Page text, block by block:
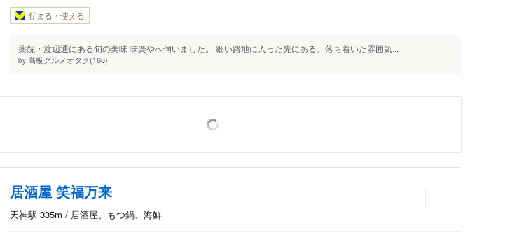
貯まる・使える
薬院・渡辺通にある旬の美味 味楽やへ伺いました。 細い路地に入った先にある、落ち着いた雰囲気...
by 高級グルメオタク(166)
居酒屋 笑福万来
天神駅 335m / 居酒屋、もつ鍋、海鮮